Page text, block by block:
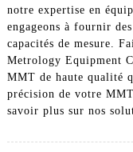
notre expertise en
engageons à fournir
capacités de mesure.
Metrology Equipment
MMT de haute qualité
précision de votre
savoir plus sur nos